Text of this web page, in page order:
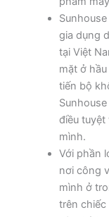
gia dụng
tại Việt
mặt ở
tiến bộ
điều
mình.
Với phần
nơi công
mình ở
trên